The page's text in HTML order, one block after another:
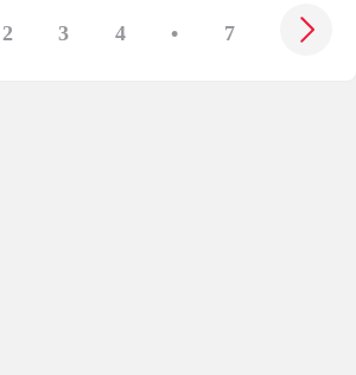
2 3 4 • 7